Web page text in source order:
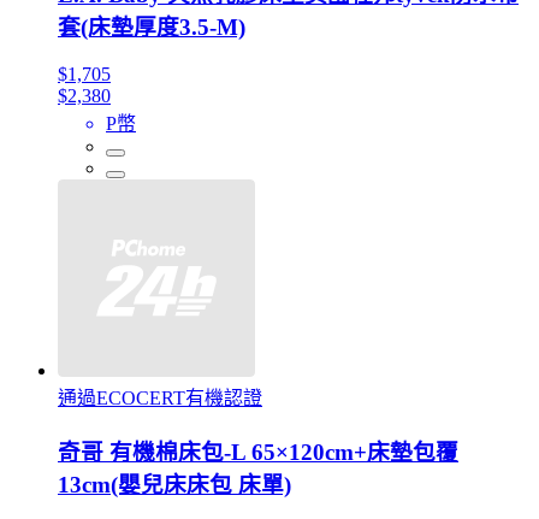
套(床墊厚度3.5-M)
$1,705
$2,380
P幣
通過ECOCERT有機認證
奇哥 有機棉床包-L 65×120cm+床墊包覆
13cm(嬰兒床床包 床單)